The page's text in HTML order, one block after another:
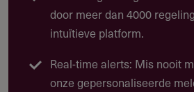
aanmerking komen omdat hun
EU-beleid vallen.
Financieringsmogelijkheden voor
gouvermentele en
door meer dan 4000
intuïtieve platform.
Real-time alerts: Mis nooit
onze gepersonaliseerde